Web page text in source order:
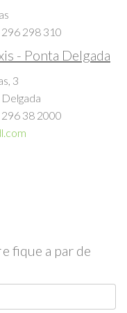
296 298 310
- Ponta Delgada
3
38 2000